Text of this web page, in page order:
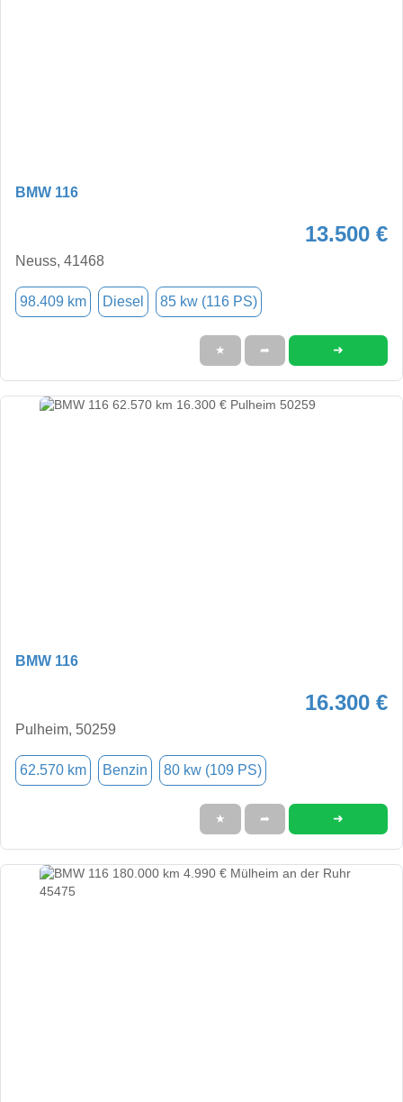
BMW 116
13.500 €
Neuss, 41468
98.409 km Diesel 85 kw (116 PS)
★ ➦ ➜
BMW 116
16.300 €
Pulheim, 50259
62.570 km Benzin 80 kw (109 PS)
★ ➦ ➜